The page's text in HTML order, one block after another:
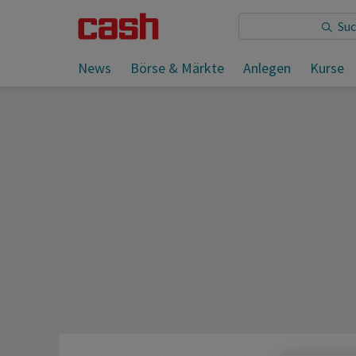
News Börse & Märkte Anlegen Kurse
Sie lesen: